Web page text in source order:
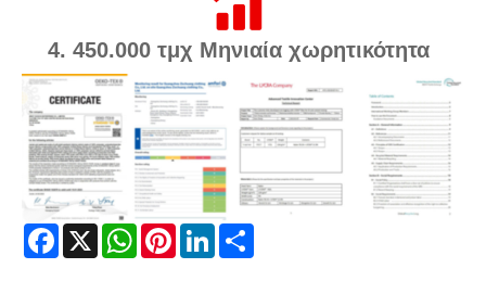
4. 450.000 τμχ Μηνιαία χωρητικότητα
Facebook WhatsAppPinterestLinkedIn